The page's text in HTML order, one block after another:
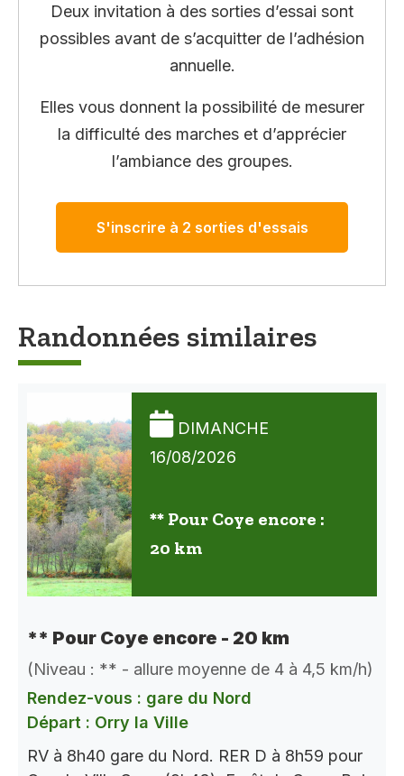
Deux invitation à des sorties d’essai sont
possibles avant de s’acquitter de l’adhésion
annuelle.
Elles vous donnent la possibilité de mesurer
la difficulté des marches et d’apprécier
l’ambiance des groupes.
S'inscrire à 2 sorties d'essais
Randonnées similaires
DIMANCHE
16/08/2026
** Pour Coye encore :
20 km
** Pour Coye encore - 20 km
(Niveau : ** - allure moyenne de 4 à 4,5 km/h)
Rendez-vous : gare du Nord
Départ : Orry la Ville
RV à 8h40 gare du Nord. RER D à 8h59 pour